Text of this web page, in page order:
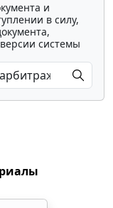
и
в силу,
системы